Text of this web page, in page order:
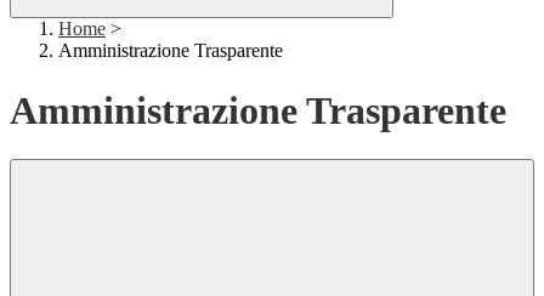
Home >
Amministrazione Trasparente
Amministrazione Trasparente